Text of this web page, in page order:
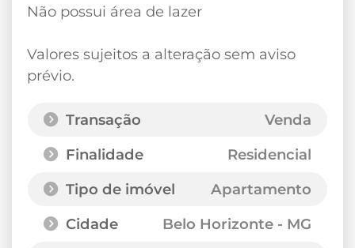
Não possui área de lazer
Valores sujeitos a alteração sem aviso
prévio.
Transação
Venda
Finalidade
Residencial
Tipo de imóvel
Apartamento
Cidade
Belo Horizonte - MG